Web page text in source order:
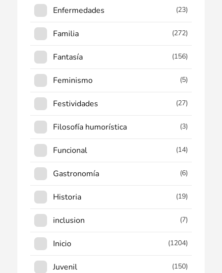
Enfermedades (23)
Familia (272)
Fantasía (156)
Feminismo (5)
Festividades (27)
Filosofía humorística (3)
Funcional (14)
Gastronomía (6)
Historia (19)
inclusion (7)
Inicio (1204)
Juvenil (150)